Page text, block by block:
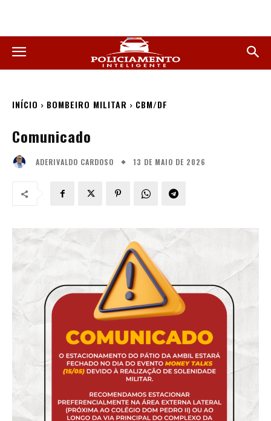
INÍCIO BOMBEIRO MILITAR CBM/DF
Comunicado
ADERIVALDO CARDOSO 13 DE MAIO DE 2026